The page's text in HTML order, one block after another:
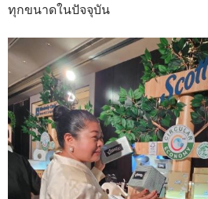
ทุกขนาดในปัจจุบัน